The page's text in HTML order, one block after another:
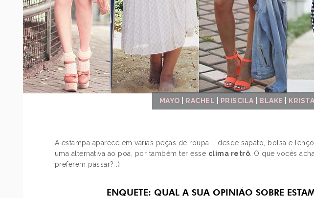
MAYO RACHEL PRISCILA BLAKE
A estampa aparece em várias peças de roupa – desde sapato, bolsa e
uma alternativa ao poá, por também ter esse clima retrô . O que vocês
preferem passar? :)
ENQUETE: QUAL A SUA OPINIÃO SOBRE